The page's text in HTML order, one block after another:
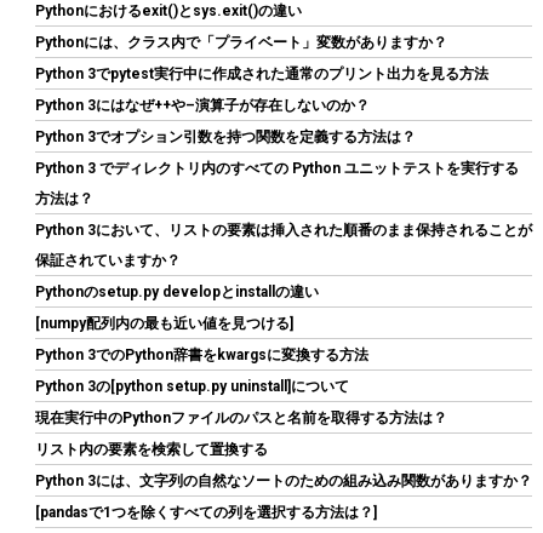
シー・エフ・デー販売 CFD販売 CFD Standard デスクトップ用 メ
モリ DDR4 3200 (PC4-25600) 16GB×2枚 288pin DIMM 相性保証
W4U3200CS-16G
(5421031) GBP 158.18 (2026-08-07 04:03 GMT +09:00 時点 -
はこちら)
Seagate IronWolf 内蔵HDD 4TB NAS用 ST4000VN006/EC
(545160) GBP 111.07
こちら
Pythonにおけるexit()とsys.exit()の違い
Pythonには、クラス内で「プライベート」変数がありますか？
Python 3でpytest実行中に作成された通常のプリント出力を見る方法
Python 3にはなぜ++や–演算子が存在しないのか？
Python 3でオプション引数を持つ関数を定義する方法は？
Python 3 でディレクトリ内のすべての Python ユニットテストを実行する
方法は？
Python 3において、リストの要素は挿入された順番のまま保持されることが
保証されていますか？
Pythonのsetup.py developとinstallの違い
[numpy配列内の最も近い値を見つける]
Python 3でのPython辞書をkwargsに変換する方法
Python 3の[python setup.py uninstall]について
現在実行中のPythonファイルのパスと名前を取得する方法は？
リスト内の要素を検索して置換する
Python 3には、文字列の自然なソートのための組み込み関数がありますか？
[pandasで1つを除くすべての列を選択する方法は？]